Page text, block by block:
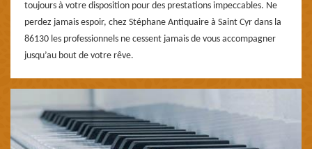
toujours à votre disposition pour des prestations impeccables. Ne
perdez jamais espoir, chez Stéphane Antiquaire à Saint Cyr dans la
86130 les professionnels ne cessent jamais de vous accompagner
jusqu’au bout de votre rêve.